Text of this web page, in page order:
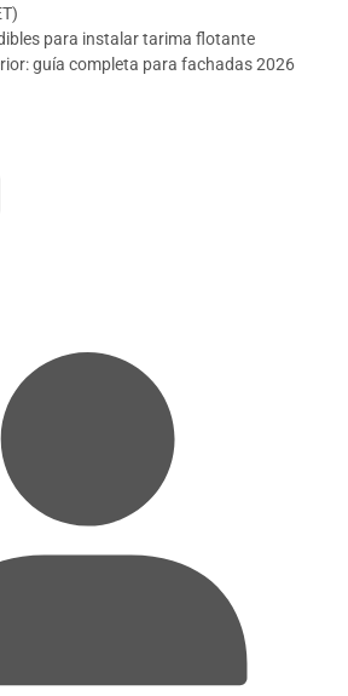
para instalar tarima flotante
guía completa para fachadas 2026